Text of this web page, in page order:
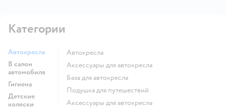
Категории
Автокресла
В салон
автомобиля
Гигиена
Детские
коляски
Автокресла
Аксессуары для автокресла
База для автокресла
Подушка для путешествий
Аксессуары для автокресла